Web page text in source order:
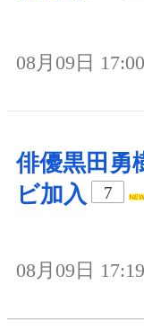
08月09日 17:00
俳優黒田勇
ビ加入
7
08月09日 17:19